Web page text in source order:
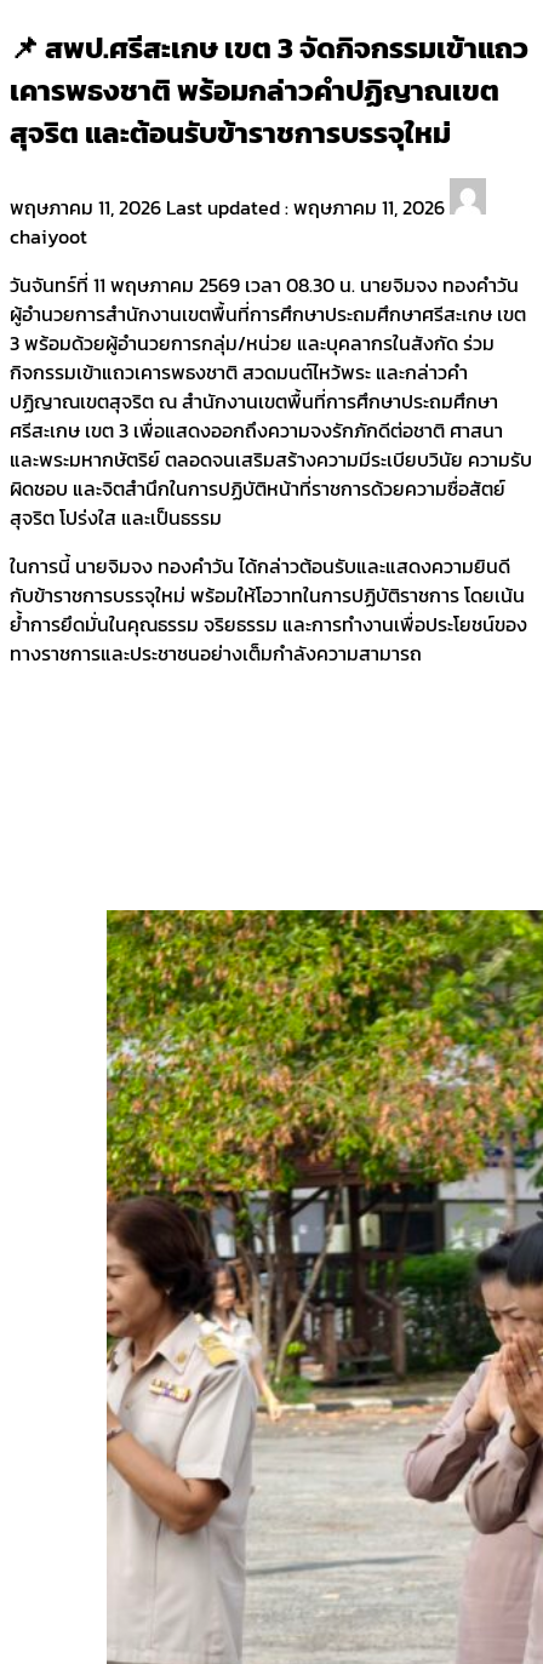
📌 สพป.ศรีสะเกษ เขต 3 จัดกิจกรรมเข้าแถว
เคารพธงชาติ พร้อมกล่าวคำปฏิญาณเขต
สุจริต และต้อนรับข้าราชการบรรจุใหม่
พฤษภาคม 11, 2026 Last updated :พฤษภาคม 11, 2026
chaiyoot
วันจันทร์ที่ 11 พฤษภาคม 2569 เวลา 08.30 น. นายจิมจง ทองคำวัน
ผู้อำนวยการสำนักงานเขตพื้นที่การศึกษาประถมศึกษาศรีสะเกษ เขต
3 พร้อมด้วยผู้อำนวยการกลุ่ม/หน่วย และบุคลากรในสังกัด ร่วม
กิจกรรมเข้าแถวเคารพธงชาติ สวดมนต์ไหว้พระ และกล่าวคำ
ปฏิญาณเขตสุจริต ณ สำนักงานเขตพื้นที่การศึกษาประถมศึกษา
ศรีสะเกษ เขต 3 เพื่อแสดงออกถึงความจงรักภักดีต่อชาติ ศาสนา
และพระมหากษัตริย์ ตลอดจนเสริมสร้างความมีระเบียบวินัย ความรับ
ผิดชอบ และจิตสำนึกในการปฏิบัติหน้าที่ราชการด้วยความซื่อสัตย์
สุจริต โปร่งใส และเป็นธรรม
ในการนี้ นายจิมจง ทองคำวัน ได้กล่าวต้อนรับและแสดงความยินดี
กับข้าราชการบรรจุใหม่ พร้อมให้โอวาทในการปฏิบัติราชการ โดยเน้น
ย้ำการยึดมั่นในคุณธรรม จริยธรรม และการทำงานเพื่อประโยชน์ของ
ทางราชการและประชาชนอย่างเต็มกำลังความสามารถ